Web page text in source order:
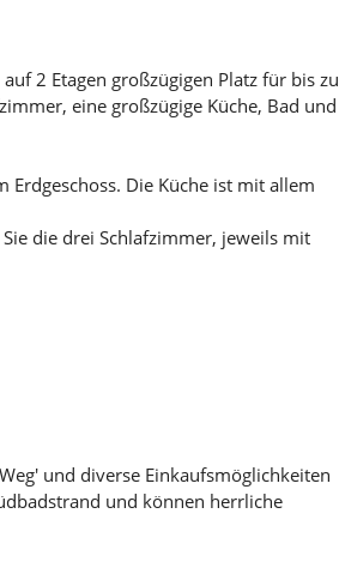
2 Etagen großzügigen Platz für bis zu
eine großzügige Küche, Bad und
Erdgeschoss. Die Küche ist mit allem
die drei Schlafzimmer, jeweils mit
und diverse Einkaufsmöglichkeiten
und können herrliche